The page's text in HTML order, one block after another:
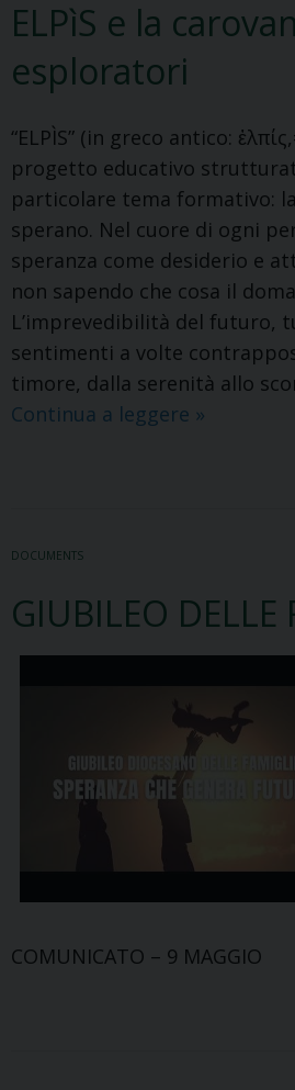
ELPìS e la
esploratori
“ELPÌS” (in greco antico:
progetto educativo
particolare tema formativo:
sperano. Nel cuore di ogni
speranza come desiderio e
non sapendo che cosa il
L’imprevedibilità del futuro,
sentimenti a volte
timore, dalla serenità allo
Continua a leggere ELPìS
»
DOCUMENTS
GIUBILEO DELLE
COMUNICATO – 9 MAGGIO